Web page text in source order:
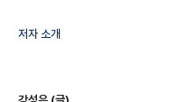
저자 소개